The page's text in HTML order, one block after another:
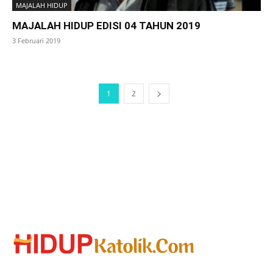
MAJALAH HIDUP
MAJALAH HIDUP EDISI 04 TAHUN 2019
3 Februari 2019
1 2